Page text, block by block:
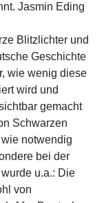
Jasmin Eding
Blitzlichter und
Geschichte
wie wenig diese
wird und
gemacht
Schwarzen
notwendig
bei der
u.a.: Die
von